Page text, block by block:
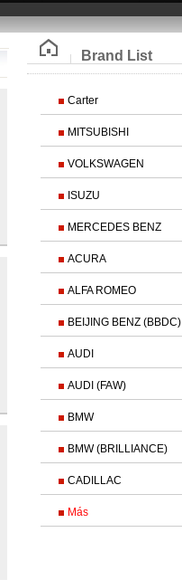
Brand List
Carter
MITSUBISHI
VOLKSWAGEN
ISUZU
MERCEDES BENZ
ACURA
ALFA ROMEO
BEIJING BENZ (BBDC)
AUDI
AUDI (FAW)
BMW
BMW (BRILLIANCE)
CADILLAC
Más